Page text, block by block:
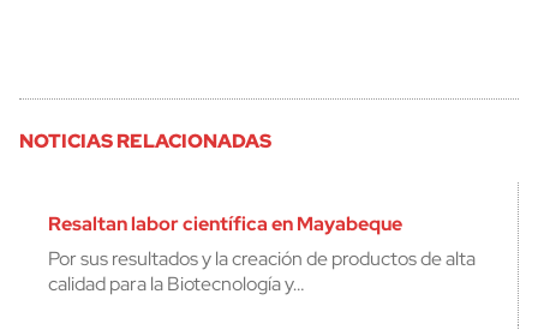
NOTICIAS RELACIONADAS
Resaltan labor científica en Mayabeque
Por sus resultados y la creación de productos de alta
calidad para la Biotecnología y…